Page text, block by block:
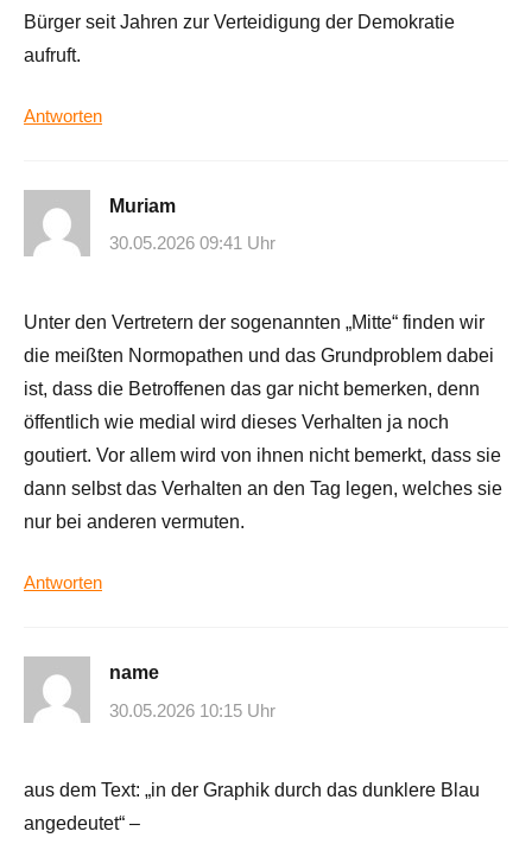
Bürger seit Jahren zur Verteidigung der Demokratie
aufruft.
Antworten
Muriam
30.05.2026 09:41 Uhr
Unter den Vertretern der sogenannten „Mitte“ finden wir
die meißten Normopathen und das Grundproblem dabei
ist, dass die Betroffenen das gar nicht bemerken, denn
öffentlich wie medial wird dieses Verhalten ja noch
goutiert. Vor allem wird von ihnen nicht bemerkt, dass sie
dann selbst das Verhalten an den Tag legen, welches sie
nur bei anderen vermuten.
Antworten
name
30.05.2026 10:15 Uhr
aus dem Text: „in der Graphik durch das dunklere Blau
angedeutet“ –